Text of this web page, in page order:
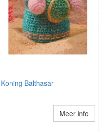
Koning Balthasar
Meer info